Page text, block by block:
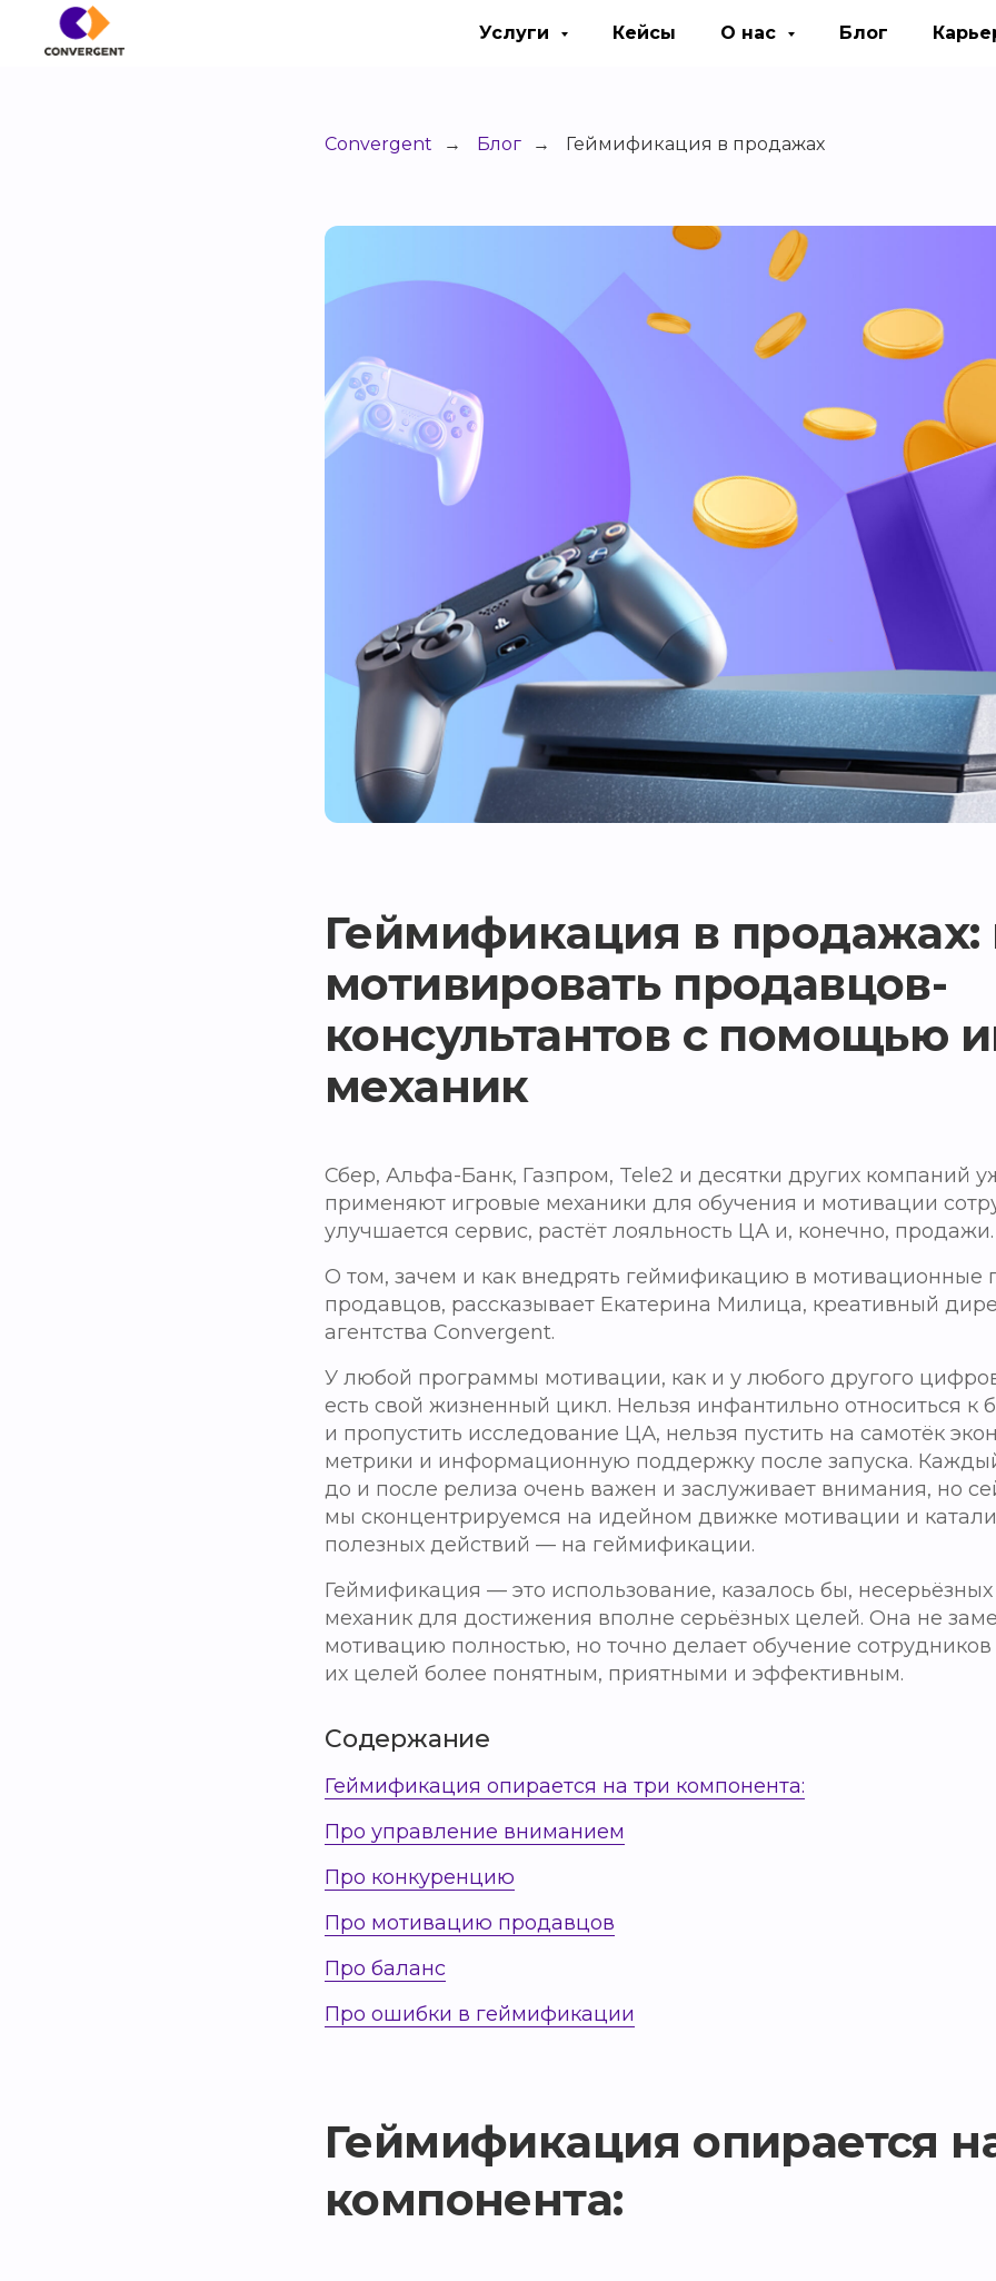
Услуги Кейсы О нас Блог
Convergent → Блог → Геймификация в продажах
Геймификация в продажах:
мотивировать продавцов-
консультантов с помощью
механик
Сбер, Альфа-Банк, Газпром, Tele2 и десятки других компаний
применяют игровые механики для обучения и мотивации
улучшается сервис, растёт лояльность ЦА и, конечно, продажи.
О том, зачем и как внедрять геймификацию в
продавцов, рассказывает Екатерина Милица, креативный
агентства Convergent.
У любой программы мотивации, как и у любого другого
есть свой жизненный цикл. Нельзя инфантильно относиться к
и пропустить исследование ЦА, нельзя пустить на самотёк
метрики и информационную поддержку после запуска.
до и после релиза очень важен и заслуживает внимания, но
мы сконцентрируемся на идейном движке мотивации и
полезных действий — на геймификации.
Геймификация — это использование, казалось бы,
механик для достижения вполне серьёзных целей. Она не
мотивацию полностью, но точно делает обучение
их целей более понятным, приятными и эффективным.
Содержание
Геймификация опирается на три компонента:
Про управление вниманием
Про конкуренцию
Про мотивацию продавцов
Про баланс
Про ошибки в геймификации
Геймификация опирается
компонента: